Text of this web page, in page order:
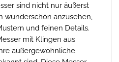
sind nicht nur äußerst
wunderschön anzusehen,
und feinen Details.
mit Klingen aus
außergewöhnliche